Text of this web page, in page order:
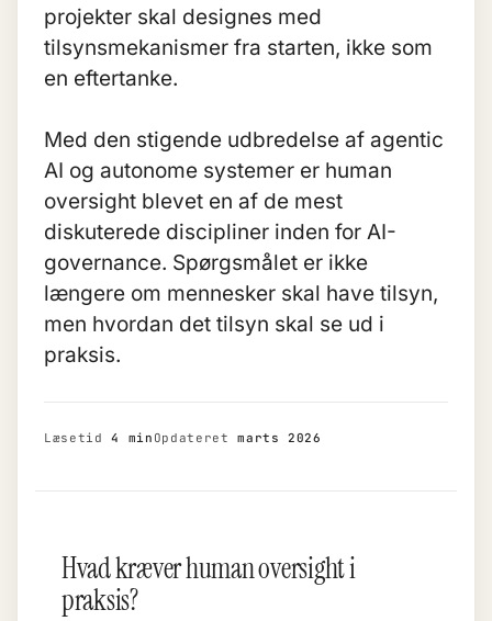
projekter skal designes med
tilsynsmekanismer fra starten, ikke som
en eftertanke.
Med den stigende udbredelse af agentic
AI og autonome systemer er human
oversight blevet en af de mest
diskuterede discipliner inden for AI-
governance. Spørgsmålet er ikke
længere om mennesker skal have tilsyn,
men hvordan det tilsyn skal se ud i
praksis.
Læsetid4 min Opdateretmarts 2026
Hvad kræver human oversight i
praksis?